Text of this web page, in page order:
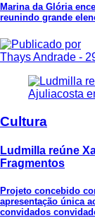
Marina da Glória
reunindo grande
Thays Andrade -
Cultura
Ludmilla reúne
Fragmentos
Projeto concebido
apresentação única
convidados